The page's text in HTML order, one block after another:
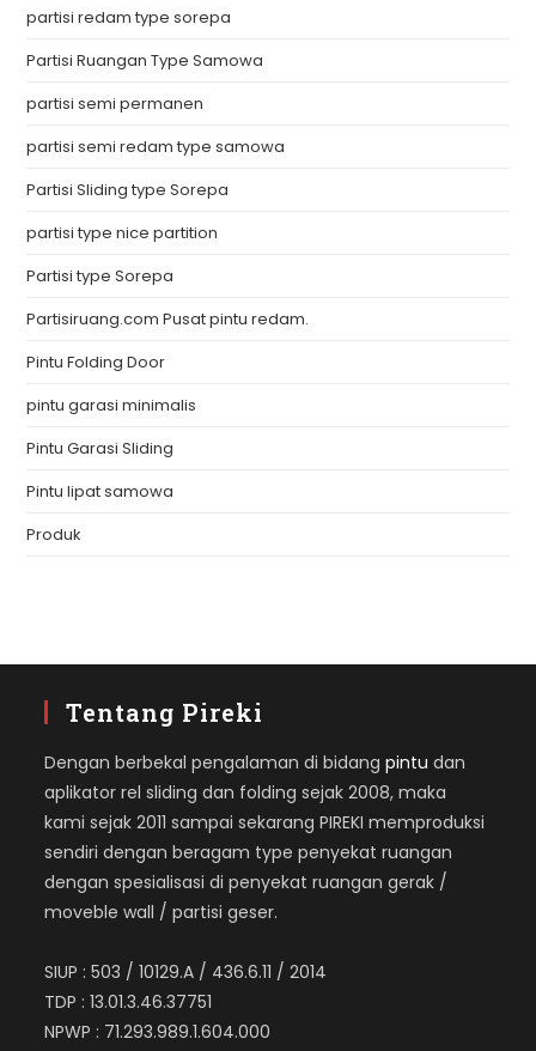
partisi redam type sorepa
Partisi Ruangan Type Samowa
partisi semi permanen
partisi semi redam type samowa
Partisi Sliding type Sorepa
partisi type nice partition
Partisi type Sorepa
Partisiruang.com Pusat pintu redam.
Pintu Folding Door
pintu garasi minimalis
Pintu Garasi Sliding
Pintu lipat samowa
Produk
Tentang Pireki
Dengan berbekal pengalaman di bidangpintu dan
aplikator rel sliding dan folding sejak 2008, maka
kami sejak 2011 sampai sekarang PIREKI memproduksi
sendiri dengan beragam type penyekat ruangan
dengan spesialisasi di penyekat ruangan gerak /
moveble wall / partisi geser.
SIUP : 503 / 10129.A / 436.6.11 / 2014
TDP : 13.01.3.46.37751
NPWP : 71.293.989.1.604.000